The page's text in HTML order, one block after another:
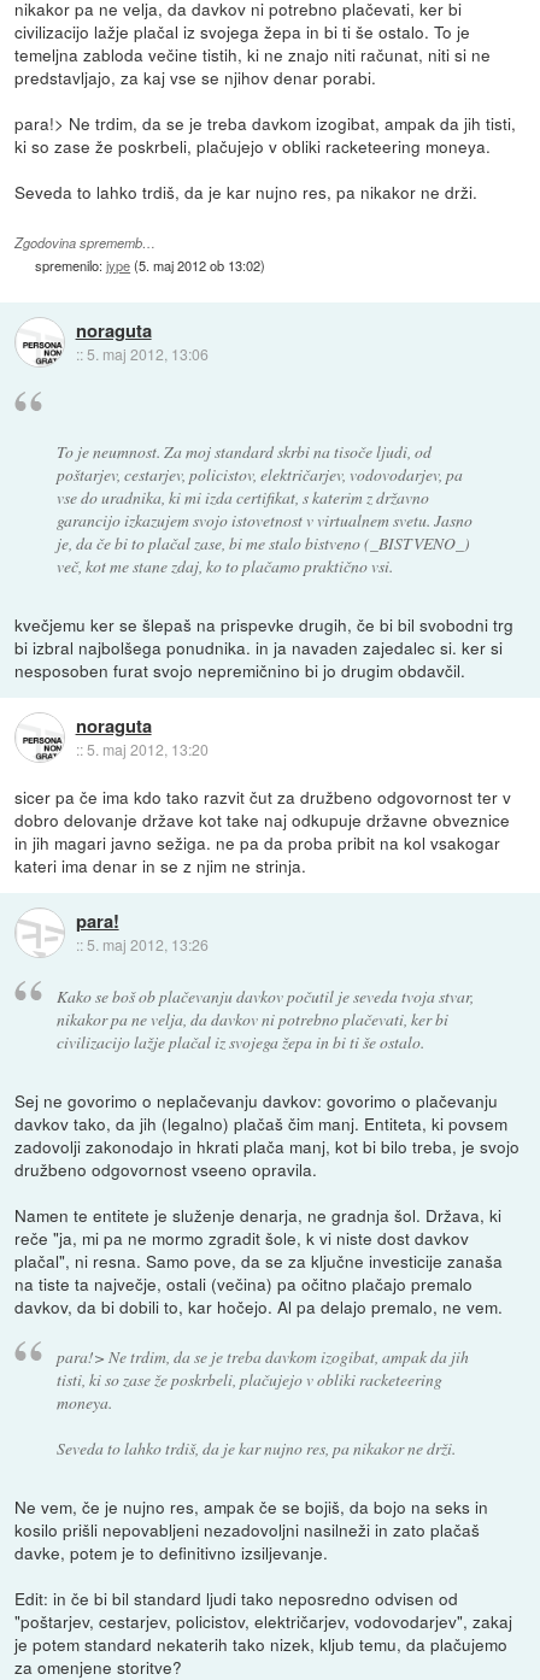
nikakor pa ne velja, da davkov ni potrebno plačevati, ker bi
civilizacijo lažje plačal iz svojega žepa in bi ti še ostalo. To je
temeljna zabloda večine tistih, ki ne znajo niti računat, niti si ne
predstavljajo, za kaj vse se njihov denar porabi.
para!> Ne trdim, da se je treba davkom izogibat, ampak da jih tisti,
ki so zase že poskrbeli, plačujejo v obliki racketeering moneya.
Seveda to lahko trdiš, da je kar nujno res, pa nikakor ne drži.
Zgodovina sprememb…
spremenilo:jype(5. maj 2012 ob 13:02)
noraguta
:: 5. maj 2012, 13:06
To je neumnost. Za moj standard skrbi na tisoče ljudi, od
poštarjev, cestarjev, policistov, električarjev, vodovodarjev, pa
vse do uradnika, ki mi izda certifikat, s katerim z državno
garancijo izkazujem svojo istovetnost v virtualnem svetu. Jasno
je, da če bi to plačal zase, bi me stalo bistveno (_BISTVENO_)
več, kot me stane zdaj, ko to plačamo praktično vsi.
kvečjemu ker se šlepaš na prispevke drugih, če bi bil svobodni trg
bi izbral najbolšega ponudnika. in ja navaden zajedalec si. ker si
nesposoben furat svojo nepremičnino bi jo drugim obdavčil.
noraguta
::5. maj 2012, 13:20
sicer pa če ima kdo tako razvit čut za družbeno odgovornost ter v
dobro delovanje države kot take naj odkupuje državne obveznice
in jih magari javno sežiga. ne pa da proba pribit na kol vsakogar
kateri ima denar in se z njim ne strinja.
para!
:: 5. maj 2012, 13:26
Kako se boš ob plačevanju davkov počutil je seveda tvoja stvar,
nikakor pa ne velja, da davkov ni potrebno plačevati, ker bi
civilizacijo lažje plačal iz svojega žepa in bi ti še ostalo.
Sej ne govorimo o neplačevanju davkov: govorimo o plačevanju
davkov tako, da jih (legalno) plačaš čim manj. Entiteta, ki povsem
zadovolji zakonodajo in hkrati plača manj, kot bi bilo treba, je svojo
družbeno odgovornost vseeno opravila.
Namen te entitete je služenje denarja, ne gradnja šol. Država, ki
reče "ja, mi pa ne mormo zgradit šole, k vi niste dost davkov
plačal", ni resna. Samo pove, da se za ključne investicije zanaša
na tiste ta največje, ostali (večina) pa očitno plačajo premalo
davkov, da bi dobili to, kar hočejo. Al pa delajo premalo, ne vem.
para!> Ne trdim, da se je treba davkom izogibat, ampak da jih
tisti, ki so zase že poskrbeli, plačujejo v obliki racketeering
moneya.
Seveda to lahko trdiš, da je kar nujno res, pa nikakor ne drži.
Ne vem, če je nujno res, ampak če se bojiš, da bojo na seks in
kosilo prišli nepovabljeni nezadovoljni nasilneži in zato plačaš
davke, potem je to definitivno izsiljevanje.
Edit: in če bi bil standard ljudi tako neposredno odvisen od
"poštarjev, cestarjev, policistov, električarjev, vodovodarjev", zakaj
je potem standard nekaterih tako nizek, kljub temu, da plačujemo
za omenjene storitve?